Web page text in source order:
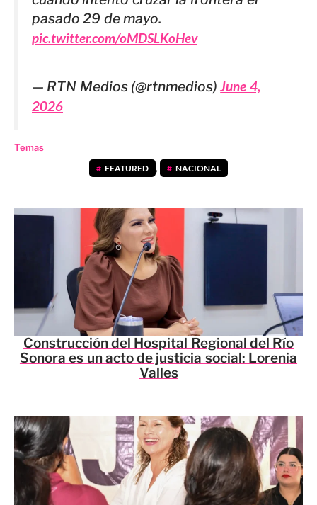
pasado 29 de mayo.
pic.twitter.com/oMDSLKoHev
— RTN Medios (@rtnmedios)June 4,
2026
Temas
FEATURED , NACIONAL
Construcción del Hospital Regional del Río
Sonora es un acto de justicia social: Lorenia
Valles